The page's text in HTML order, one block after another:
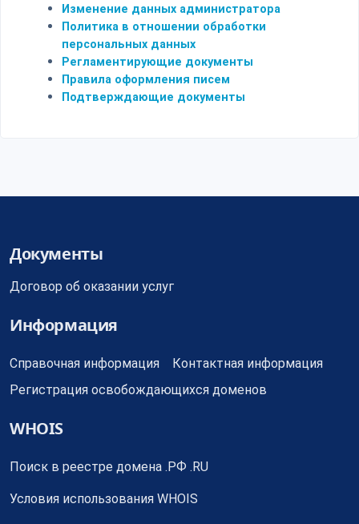
Изменение данных администратора
Политика в отношении обработки
персональных данных
Регламентирующие документы
Правила оформления писем
Подтверждающие документы
Документы
Договор об оказании услуг
Информация
Справочная информация
Контактная информация
Регистрация освобождающихся доменов
WHOIS
Поиск в реестре домена .РФ .RU
Условия использования WHOIS